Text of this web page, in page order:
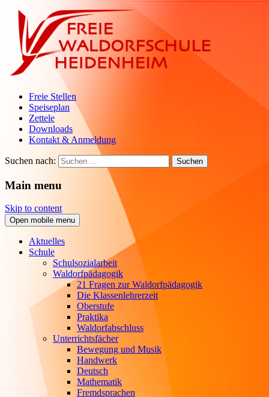
Freie Stellen
Speiseplan
Zettele
Downloads
Kontakt & Anmeldung
Suchen nach:
Main menu
Skip to content
Open mobile menu
Aktuelles
Schule
Schulsozialarbeit
Waldorfpädagogik
21 Fragen zur Waldorfpädagogik
Die Klassenlehrerzeit
Oberstufe
Praktika
Waldorfabschluss
Unterrichtsfächer
Bewegung und Musik
Handwerk
Deutsch
Mathematik
Fremdsprachen